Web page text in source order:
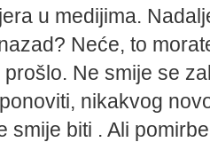
u medijima.
Neće, to
prošlo. Ne smije se
nikakvog
smije biti . Ali